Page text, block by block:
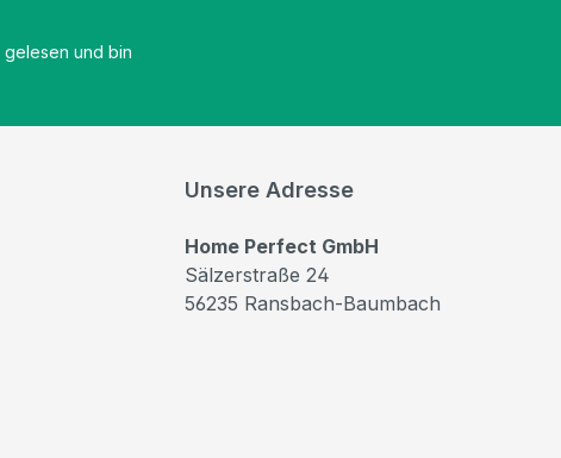
gelesen und bin
Unsere Adresse
Home Perfect GmbH
Sälzerstraße 24
56235 Ransbach-Baumbach